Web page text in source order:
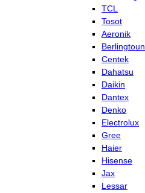
TCL
Tosot
Aeronik
Berlingtoun
Centek
Dahatsu
Daikin
Dantex
Denko
Electrolux
Gree
Haier
Hisense
Jax
Lessar